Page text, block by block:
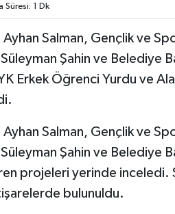
Süresi: 1 Dk
Salman, Gençlik ve Spor
Şahin ve Belediye
Erkek Öğrenci Yurdu ve
Salman, Gençlik ve Spor
Şahin ve Belediye
projeleri yerinde inceledi.
bulunuldu.